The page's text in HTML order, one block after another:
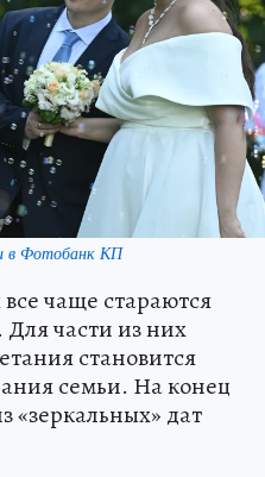
в Фотобанк КП
чаще стараются
Для части из них
становится
семьи. На конец
«зеркальных» дат